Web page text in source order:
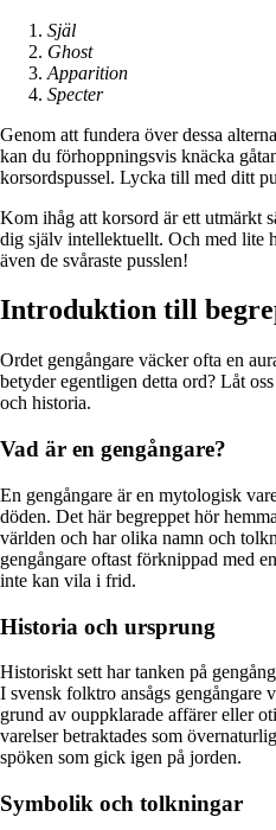
Själ
Ghost
Apparition
Specter
Genom att fundera över dessa
kan du förhoppningsvis knäcka
korsordspussel. Lycka till med ditt
Kom ihåg att korsord är ett utmärkt
dig själv intellektuellt. Och med lite
även de svåraste pusslen!
Introduktion till
Ordet gengångare väcker ofta en
betyder egentligen detta ord? Låt
och historia.
Vad är en gengångare?
En gengångare är en mytologisk
döden. Det här begreppet hör
världen och har olika namn och
gengångare oftast förknippad med
inte kan vila i frid.
Historia och ursprung
Historiskt sett har tanken på
I svensk folktro ansågs gengångare
grund av ouppklarade affärer eller
varelser betraktades som
spöken som gick igen på jorden.
Symbolik och tolkningar